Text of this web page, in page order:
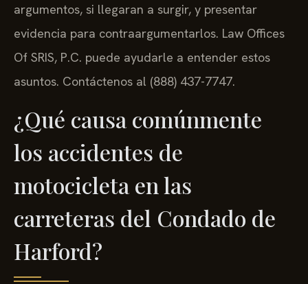
argumentos, si llegaran a surgir, y presentar
evidencia para contraargumentarlos. Law Offices
Of SRIS, P.C. puede ayudarle a entender estos
asuntos. Contáctenos al (888) 437-7747.
¿Qué causa comúnmente
los accidentes de
motocicleta en las
carreteras del Condado de
Harford?